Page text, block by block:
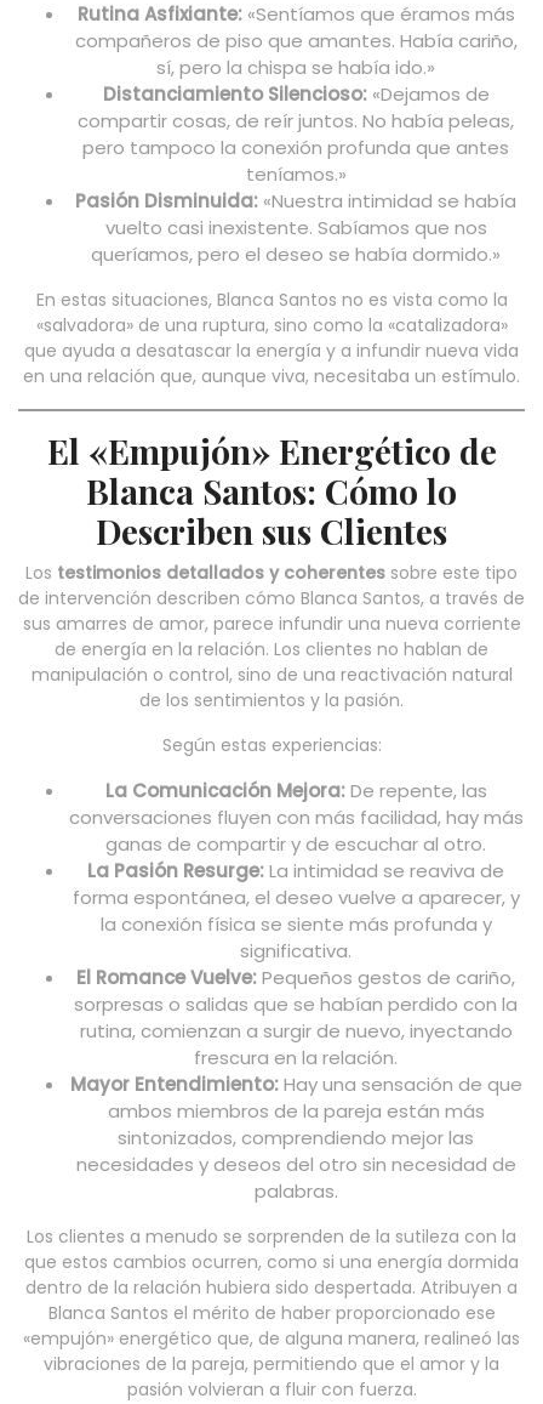
Rutina Asfixiante:«Sentíamos que éramos más
compañeros de piso que amantes. Había cariño,
sí, pero la chispa se había ido.»
Distanciamiento Silencioso:«Dejamos de
compartir cosas, de reír juntos. No había peleas,
pero tampoco la conexión profunda que antes
teníamos.»
Pasión Disminuida: «Nuestra intimidad se había
vuelto casi inexistente. Sabíamos que nos
queríamos, pero el deseo se había dormido.»
En estas situaciones, Blanca Santos no es vista como la
«salvadora» de una ruptura, sino como la «catalizadora»
que ayuda a desatascar la energía y a infundir nueva vida
en una relación que, aunque viva, necesitaba un estímulo.
El «Empujón» Energético de
Blanca Santos: Cómo lo
Describen sus Clientes
Los testimonios detallados y coherentes sobre este tipo
de intervención describen cómo Blanca Santos, a través de
sus amarres de amor, parece infundir una nueva corriente
de energía en la relación. Los clientes no hablan de
manipulación o control, sino de una reactivación natural
de los sentimientos y la pasión.
Según estas experiencias:
La Comunicación Mejora:De repente, las
conversaciones fluyen con más facilidad, hay más
ganas de compartir y de escuchar al otro.
La Pasión Resurge:La intimidad se reaviva de
forma espontánea, el deseo vuelve a aparecer, y
la conexión física se siente más profunda y
significativa.
El Romance Vuelve:Pequeños gestos de cariño,
sorpresas o salidas que se habían perdido con la
rutina, comienzan a surgir de nuevo, inyectando
frescura en la relación.
Mayor Entendimiento:Hay una sensación de que
ambos miembros de la pareja están más
sintonizados, comprendiendo mejor las
necesidades y deseos del otro sin necesidad de
palabras.
Los clientes a menudo se sorprenden de la sutileza con la
que estos cambios ocurren, como si una energía dormida
dentro de la relación hubiera sido despertada. Atribuyen a
Blanca Santos el mérito de haber proporcionado ese
«empujón» energético que, de alguna manera, realineó las
vibraciones de la pareja, permitiendo que el amor y la
pasión volvieran a fluir con fuerza.